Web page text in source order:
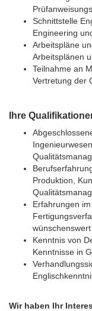
Schnittstelle
Engineering
Arbeitspläne
Arbeitsplänen
Teilnahme an
Vertretung der
Ihre
Produktion,
Erfahrungen
wünschenswert
Kenntnis von
Kenntnisse in
Wir haben Ihr